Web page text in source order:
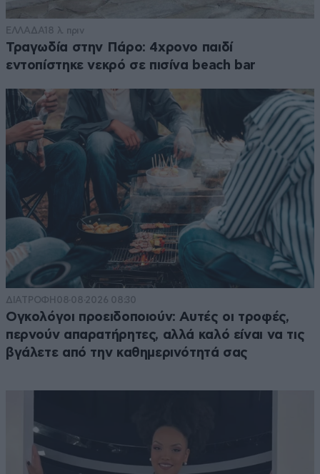
ΕΛΛΑΔΑ18 λ. πριν
Τραγωδία στην Πάρο: 4χρονο παιδί
εντοπίστηκε νεκρό σε πισίνα beach bar
ΔΙΑΤΡΟΦΗ 08·08·2026 08:30
Ογκολόγοι προειδοποιούν: Αυτές οι τροφές,
περνούν απαρατήρητες, αλλά καλό είναι να τις
βγάλετε από την καθημερινότητά σας